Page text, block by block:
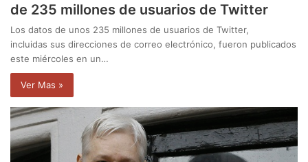
de 235 millones de usuarios de Twitter
Los datos de unos 235 millones de usuarios de Twitter,
incluidas sus direcciones de correo electrónico, fueron publicados
este miércoles en un…
Ver Mas »